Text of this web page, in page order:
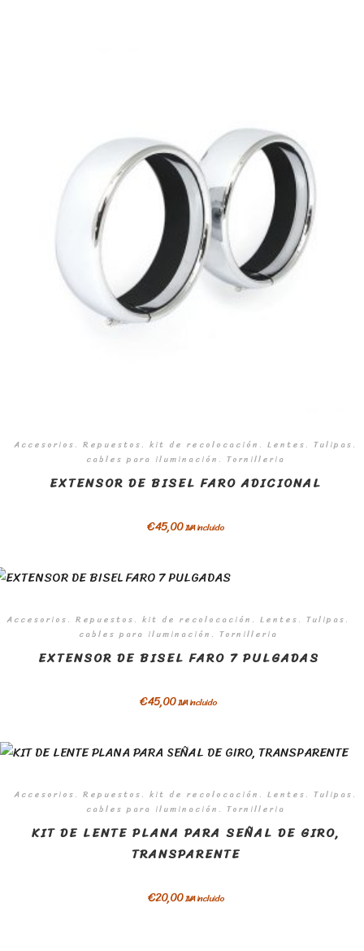
Accesorios. Repuestos. kit de recolocación. Lentes. Tulipas.
cables para iluminación. Tornilleria
EXTENSOR DE BISEL FARO ADICIONAL
€45,00IVA incluido
Accesorios. Repuestos. kit de recolocación. Lentes. Tulipas.
cables para iluminación. Tornilleria
EXTENSOR DE BISEL FARO 7 PULGADAS
€45,00IVA incluido
Accesorios. Repuestos. kit de recolocación. Lentes. Tulipas.
cables para iluminación. Tornilleria
KIT DE LENTE PLANA PARA SEÑAL DE GIRO,
TRANSPARENTE
€20,00IVA incluido